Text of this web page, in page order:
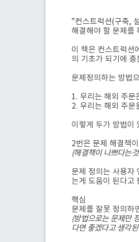
"컨스트럭션(구축,
해결해야 할 문제를
이 책은 컨스트럭션
의 기초가 되기에
문제정의하는 방법
1. 우리는 해외 주문
2. 우리는 해외 주문
이렇게 두가 방법이
2번은 문제 해결책
(해결책이 나쁘다는
문제 정의는 사용자
는게 도움이 된다고
핵심
문제를 잘못 정의하
(방법으로는 문제만
다면 좋겠다고 생각